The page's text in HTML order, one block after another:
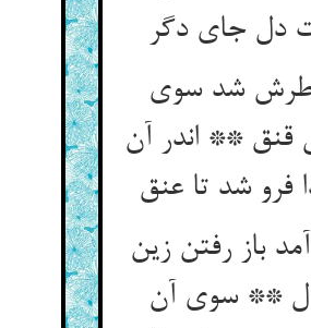
دل جای دگر
شد سوی
قنق ** اندر آن
فرو شد تا عنق‏
باز رفتن زین
** سوی آن